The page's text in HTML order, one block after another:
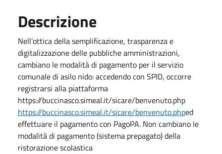
Descrizione
Nell’ottica della semplificazione, trasparenza e
digitalizzazione delle pubbliche amministrazioni,
cambiano le modalità di pagamento per il servizio
comunale di asilo nido: accedendo con SPID, occorre
registrarsi alla piattaforma
https://buccinasco.simeal.it/sicare/benvenuto.php
https://buccinasco.simeal.it/sicare/benvenuto.phped
effettuare il pagamento con PagoPA. Non cambiano le
modalità di pagamento (sistema prepagato) della
ristorazione scolastica